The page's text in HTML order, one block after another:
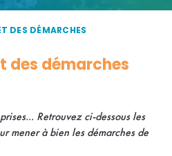
DES DÉMARCHES
des démarches
Retrouvez ci-dessous les
mener à bien les démarches de